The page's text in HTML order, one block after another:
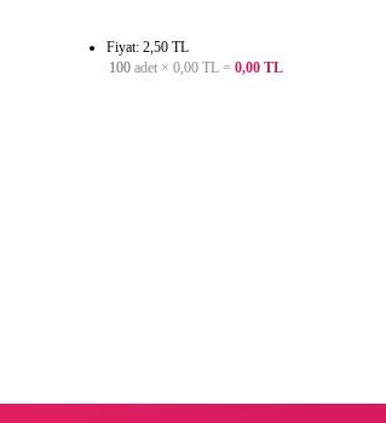
Fiyat: 2,50 TL
100adet × 0,00 TL= 0,00 TL